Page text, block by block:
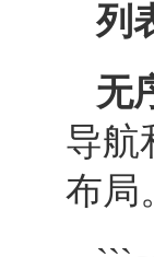
列
无
导航
布局